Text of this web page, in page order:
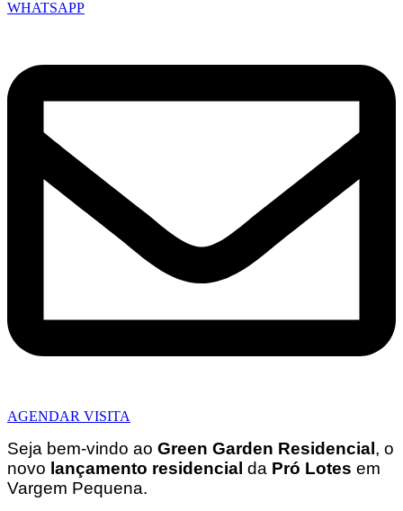
WHATSAPP
AGENDAR VISITA
Seja bem-vindo ao Green Garden Residencial, o
novo lançamento residencial da Pró Lotes em
Vargem Pequena.